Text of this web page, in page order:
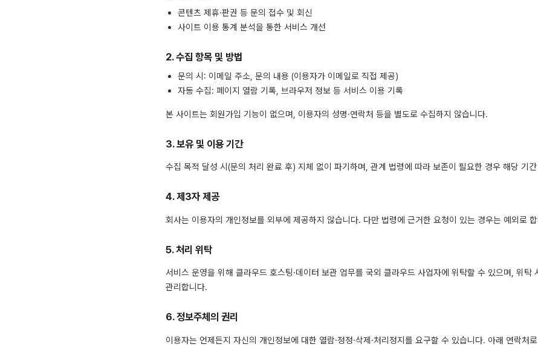
콘텐츠 제휴·판권 등 문의 접수 및 회신
사이트 이용 통계 분석을 통한 서비스 개선
2. 수집 항목 및 방법
문의 시: 이메일 주소, 문의 내용 (이용자가 이메일로 직접 제공)
자동 수집: 페이지 열람 기록, 브라우저 정보 등 서비스 이용 기록
본 사이트는 회원가입 기능이 없으며, 이용자의 성명·연락처 등을 별도로 수집하지 않습니다.
3. 보유 및 이용 기간
수집 목적 달성 시(문의 처리 완료 후) 지체 없이 파기하며, 관계 법령에 따라 보존이 필요한 경우 해당 기
4. 제3자 제공
회사는 이용자의 개인정보를 외부에 제공하지 않습니다. 다만 법령에 근거한 요청이 있는 경우는 예외로
5. 처리 위탁
서비스 운영을 위해 클라우드 호스팅·데이터 보관 업무를 국외 클라우드 사업자에 위탁할 수 있으며, 위탁
관리합니다.
6. 정보주체의 권리
이용자는 언제든지 자신의 개인정보에 대한 열람·정정·삭제·처리정지를 요구할 수 있습니다. 아래 연락처